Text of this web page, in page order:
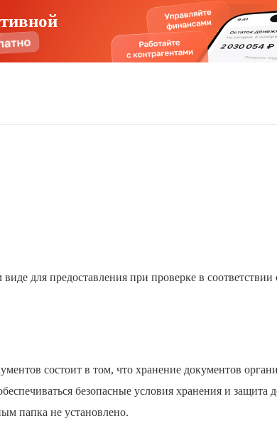
для предоставления при проверке в соответствии
состоит в том, что хранение документов
безопасные условия хранения и защита
папка не установлено.